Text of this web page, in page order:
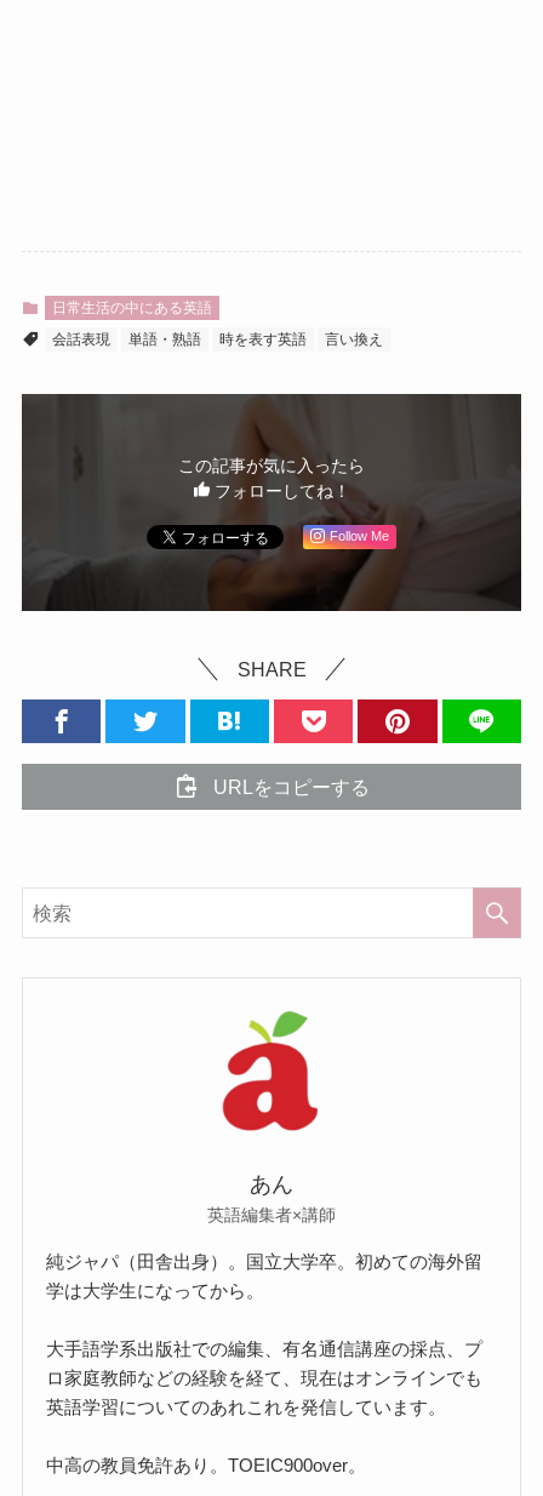
日常生活の中にある英語
会話表現
単語・熟語 時を表す英語 言い換え
この記事が気に入ったら
フォローしてね！
Follow Me
SHARE
URLをコピーする
あん
英語編集者×講師
純ジャパ（田舎出身）。国立大学卒。初めての海外留
学は大学生になってから。
大手語学系出版社での編集、有名通信講座の採点、プ
ロ家庭教師などの経験を経て、現在はオンラインでも
英語学習についてのあれこれを発信しています。
中高の教員免許あり。TOEIC900over。